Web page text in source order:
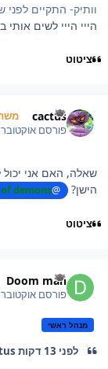
וותיק- התקיים
הייי הייי לשים
ציטוט
cactus
פורסםאוקטובר 26,
שאלה, האם אני יכול
הישן?
@
demons
ציטוט
Doom man
פורסםאוקטובר 26,
מנהל ראשי
לפני 13 דקות cactus כתב: